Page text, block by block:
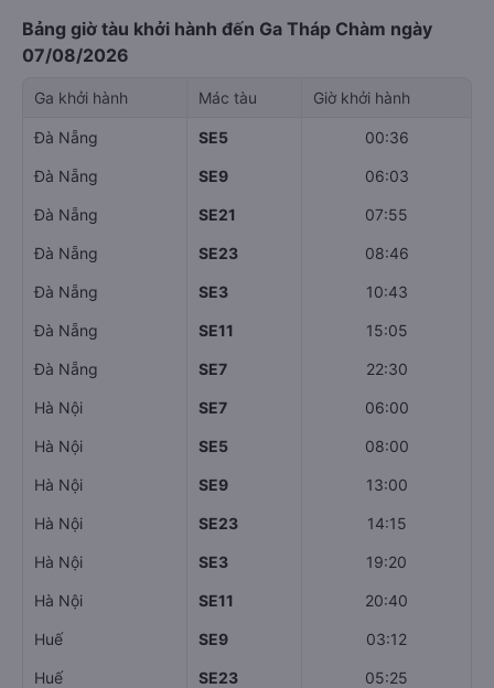
Bảng giờ tàu khởi hành đến Ga Tháp Chàm ngày
07/08/2026
Ga khởi hành Mác tàu Giờ khởi hành
Đà Nẵng SE5 00:36
Đà Nẵng SE9 06:03
Đà Nẵng SE21 07:55
Đà Nẵng SE23 08:46
Đà Nẵng SE3 10:43
Đà Nẵng SE11 15:05
Đà Nẵng SE7 22:30
Hà Nội SE7 06:00
Hà Nội SE5 08:00
Hà Nội SE9 13:00
Hà Nội SE23 14:15
Hà Nội SE3 19:20
Hà Nội SE11 20:40
Huế SE9 03:12
Huế SE23 05:25